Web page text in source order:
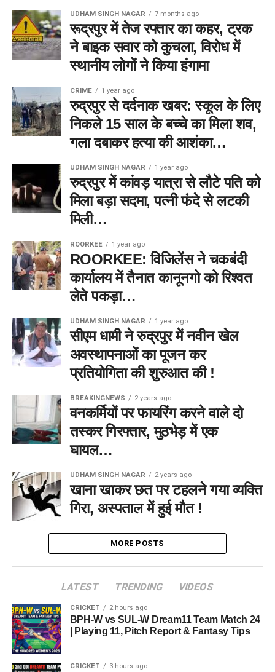
UDHAM SINGH NAGAR 7 months ago
रूद्रपुर में तेज रफ्तार का कहर, ट्रक
ने बाइक सवार को कुचला, विरोध में
स्थानीय लोगों ने किया हंगामा
CRIME 1 year ago
रुद्रपुर से दर्दनाक खबर: स्कूल के लिए
निकले 15 साल के बच्चे का मिला शव,
गला दबाकर हत्या की आशंका…
UDHAM SINGH NAGAR 1 year ago
रुद्रपुर में कांवड़ यात्रा से लौटे पति को
मिला बड़ा सदमा, पत्नी फंदे से लटकी
मिली…
ROORKEE 1 year ago
ROORKEE: विजिलेंस ने चकबंदी
कार्यालय में तैनात कानूनगो को रिश्वत
लेते पकड़ा…
UDHAM SINGH NAGAR 1 year ago
सीएम धामी ने रुद्रपुर में नवीन खेल
अवस्थापनाओं का पूजन कर
प्रतियोगिता की शुरुआत की !
BREAKINGNEWS 2 years ago
वनकर्मियों पर फायरिंग करने वाले दो
तस्कर गिरफ्तार, मुठभेड़ में एक
घायल…
UDHAM SINGH NAGAR 2 years ago
खाना खाकर छत पर टहलने गया व्यक्ति
गिरा, अस्पताल में हुई मौत !
MORE POSTS
LATEST TRENDING VIDEOS
CRICKET 2 hours ago
BPH-W vs SUL-W Dream11 Team Match 24
| Playing 11, Pitch Report & Fantasy Tips
CRICKET 3 hours ago